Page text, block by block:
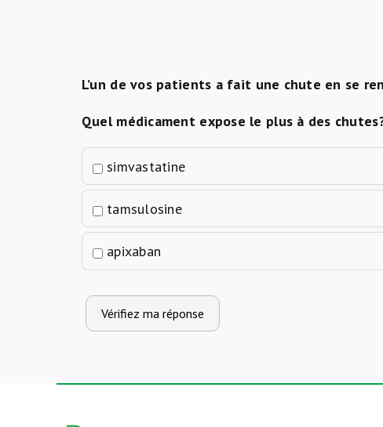
L’un de vos patients a fait une chute en se
Quel médicament expose le plus à des
simvastatine
tamsulosine
apixaban
Vérifiez ma réponse